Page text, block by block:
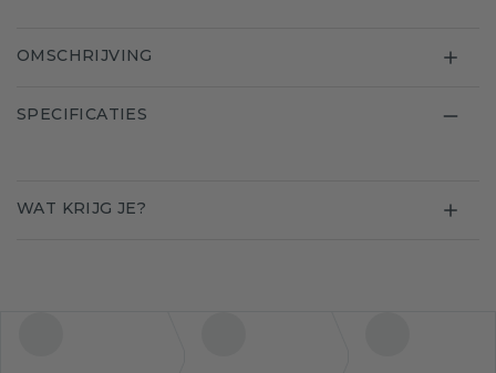
OMSCHRIJVING
SPECIFICATIES
WAT KRIJG JE?